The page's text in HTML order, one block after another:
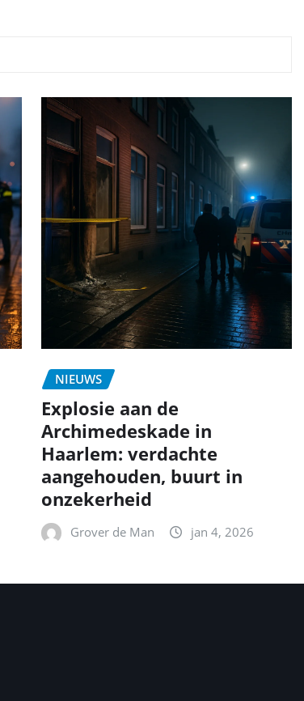
NIEUWS
Explosie aan de
Archimedeskade in
Haarlem: verdachte
aangehouden, buurt in
onzekerheid
Grover de Man jan 4, 2026